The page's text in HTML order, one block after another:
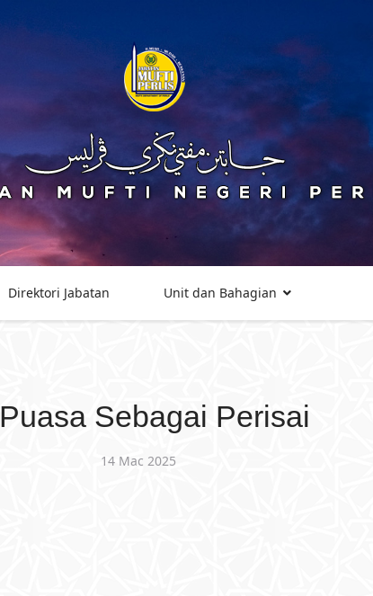
Direktori Jabatan Unit dan Bahagian
Puasa Sebagai Perisai
14 Mac 2025